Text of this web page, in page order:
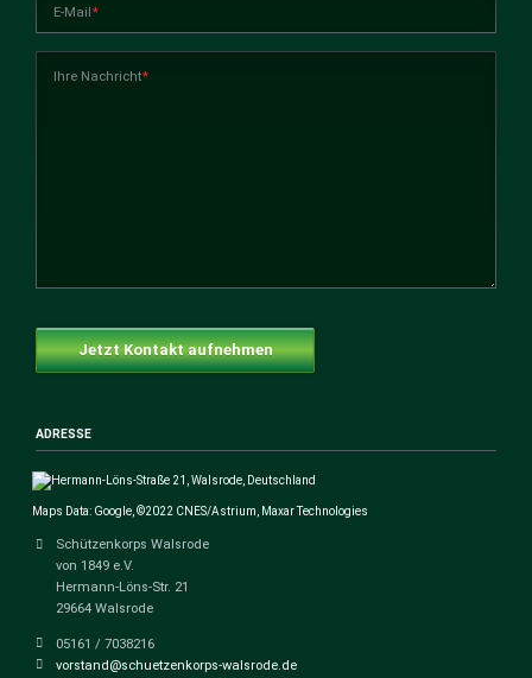
Pflichtfeld
E-Mail *
Pflichtfeld
Ihre Nachricht*
Jetzt Kontakt aufnehmen
ADRESSE
Maps Data: Google, ©2022 CNES/Astrium, Maxar Technologies
Schützenkorps Walsrode
von 1849 e.V.
Hermann-Löns-Str. 21
29664 Walsrode
05161 / 7038216
vorstand@schuetzenkorps-walsrode.de